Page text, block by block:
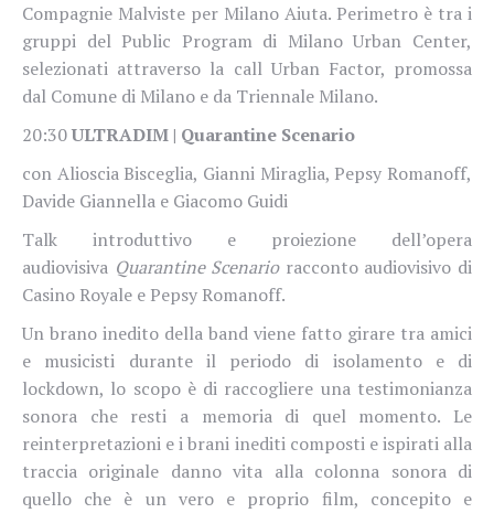
Compagnie Malviste per Milano Aiuta. Perimetro è tra i
gruppi del Public Program di Milano Urban Center,
selezionati attraverso la call Urban Factor, promossa
dal Comune di Milano e da Triennale Milano.
20:30ULTRADIM | Quarantine Scenario
con Alioscia Bisceglia, Gianni Miraglia, Pepsy Romanoff,
Davide Giannella e Giacomo Guidi
Talk introduttivo e proiezione dell’opera
audiovisiva Quarantine Scenarioracconto audiovisivo di
Casino Royale e Pepsy Romanoff.
Un brano inedito della band viene fatto girare tra amici
e musicisti durante il periodo di isolamento e di
lockdown, lo scopo è di raccogliere una testimonianza
sonora che resti a memoria di quel momento. Le
reinterpretazioni e i brani inediti composti e ispirati alla
traccia originale danno vita alla colonna sonora di
quello che è un vero e proprio film, concepito e